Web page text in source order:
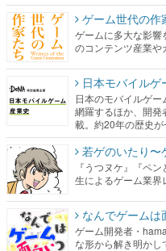
ゲーム世代の作
ゲームに多大な影
のコンテンツ産業や
日本モバイルゲ
日本のモバイルゲ
網羅するほか、開
載。約20年の歴史が
若ゲのいたり〜
『うつヌケ』『ペ
生によるゲーム業界
なんでゲームは
ゲーム開発者・
な形から解き明かし